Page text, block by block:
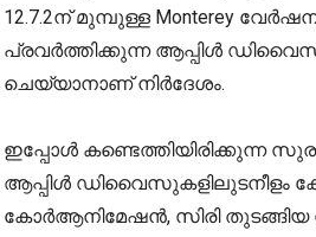
12.7.2ന് മുമ്പുള്ള Monterey
പ്രവര്‍ത്തിക്കുന്ന ആപ്പിള്‍
ചെയ്യാനാണ് നിര്‍ദേശം.
ഇപ്പോള്‍ കണ്ടെത്തിയിരിക്കുന്ന
ആപ്പിള്‍ ഡിവൈസുകളിലുടനീളം
കോർആനിമേഷൻ, സിരി തുടങ്ങിയ